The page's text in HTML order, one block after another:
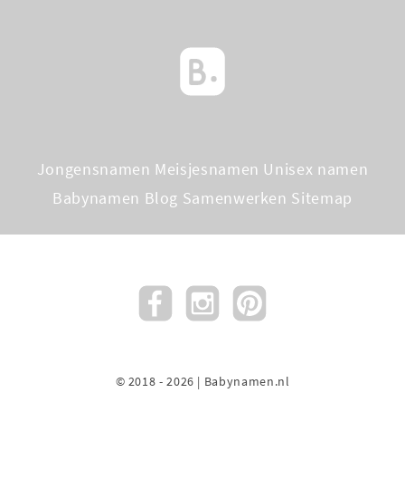
Jongensnamen Meisjesnamen Unisex namen
Babynamen Blog Samenwerken Sitemap
© 2018 - 2026 | Babynamen.nl